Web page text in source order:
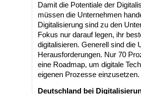
Damit die Potentiale der
müssen die Unternehmen
Digitalisierung sind zu den
Fokus nur darauf legen, ihr
digitalisieren. Generell sind die
Herausforderungen. Nur 70
eine Roadmap, um digitale
eigenen Prozesse
Deutschland bei